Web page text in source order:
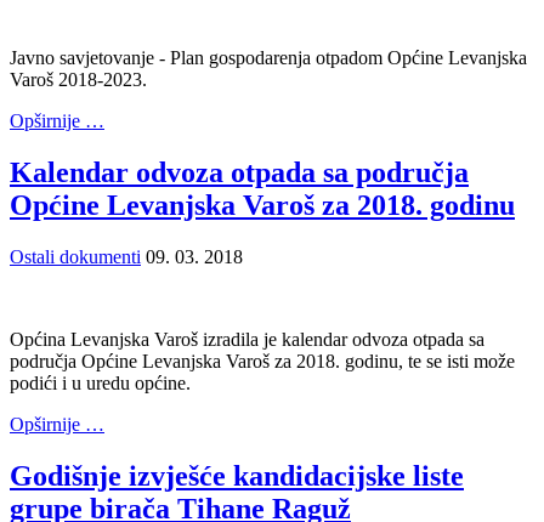
Javno savjetovanje - Plan gospodarenja otpadom Općine Levanjska
Varoš 2018-2023.
Opširnije …
Kalendar odvoza otpada sa područja
Općine Levanjska Varoš za 2018. godinu
Ostali dokumenti 09. 03. 2018
Općina Levanjska Varoš izradila je kalendar odvoza otpada sa
područja Općine Levanjska Varoš za 2018. godinu, te se isti može
podići i u uredu općine.
Opširnije …
Godišnje izvješće kandidacijske liste
grupe birača Tihane Raguž